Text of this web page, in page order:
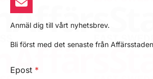
Anmäl dig till vårt nyhetsbrev.
Bli först med det senaste från
Epost *